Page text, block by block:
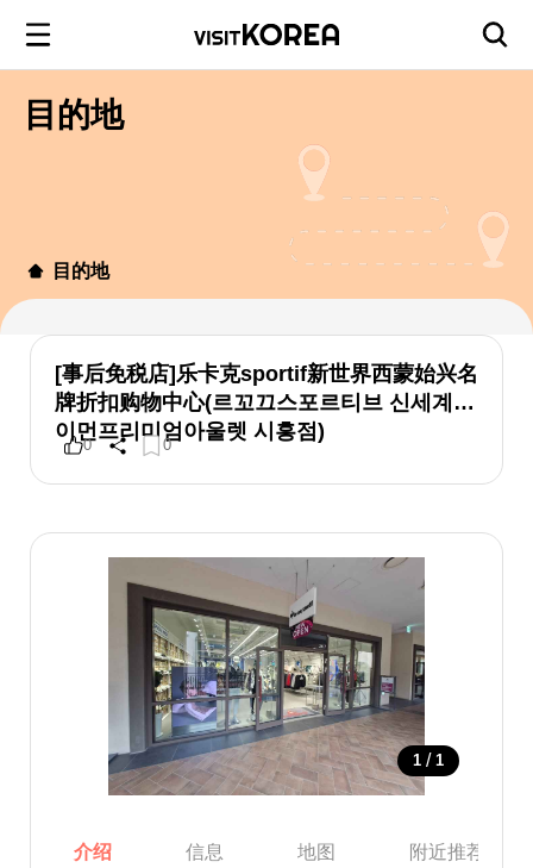
目的地
目的地
[事后免税店]乐卡克sportif新世界西蒙始兴名
牌折扣购物中心(르꼬끄스포르티브 신세계사
이먼프리미엄아울렛 시흥점)
0 0
1 / 1
介绍 信息 地图 附近推荐景点